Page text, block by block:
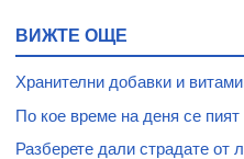
ВИЖТЕ ОЩЕ
Хранителни добавки и
По кое време на деня се
Разберете дали страдате от